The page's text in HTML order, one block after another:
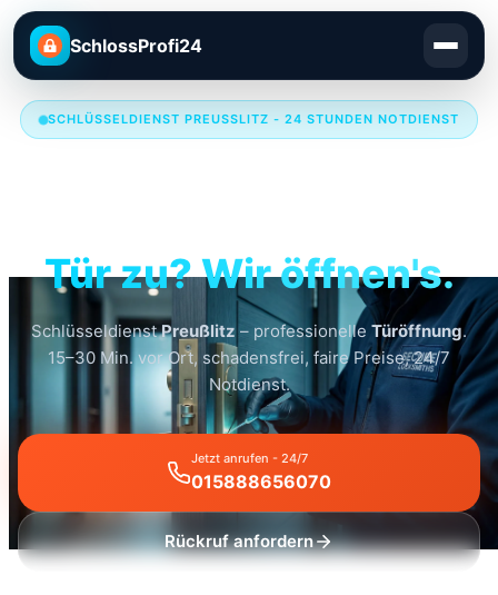
SchlossProfi24
SCHLÜSSELDIENST PREUSSLITZ - 24 STUNDEN NOTDIENST
Tür zu? Wir öffnen's.
SchlüsseldienstPreußlitz – professionelle Türöffnung.
15–30 Min. vor Ort, schadensfrei, faire Preise, 24/7
Notdienst.
Jetzt anrufen - 24/7
015888656070
Rückruf anfordern